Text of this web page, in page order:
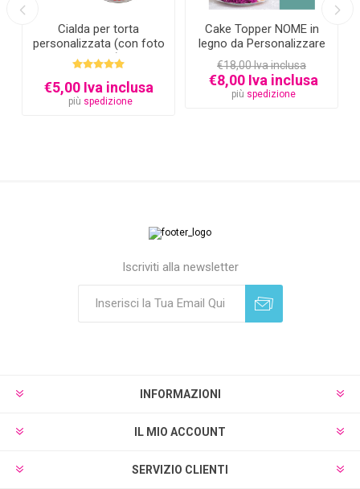
Cialda per torta
personalizzata (con foto
e testo)
€5,00 Iva inclusa
più spedizione
Cake Topper NOME in
legno da Personalizzare
€18,00 Iva inclusa
€8,00 Iva inclusa
più spedizione
Iscriviti alla newsletter
INFORMAZIONI
IL MIO ACCOUNT
SERVIZIO CLIENTI